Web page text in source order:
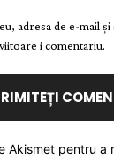
adresa de e-mail
i comentariu.
Akismet pentru a